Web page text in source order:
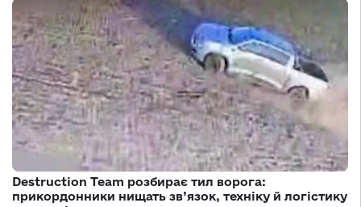
Destruction Team розбирає тил ворога:
прикордонники нищать зв’язок, техніку й логістику